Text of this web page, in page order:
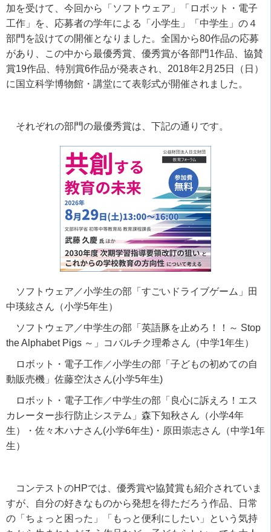
加を受けて、今回から「ソフトウェア」「ロボット・電子
工作」を、応募者の学年による「小学生」「中学生」の４
部門を設けての開催となりました。全国から80作品の応募
があり、この中から最優秀賞、優秀賞が各部門1作品、協賛
賞19作品、特別賞6作品が発表され、 2018年2 月 25日（日）
に国立科学博物館・講堂にて表彰式が開催されました。
それぞれの部門の最優秀賞は、下記の通りです。
ソフトウェア／小学生の部「すごいドライブゲーム」田
中瑛絃さん（小学5年生）
ソフトウェア／中学生の部「英語豚を止めろ！！～ Stop
the Alphabet Pigs ～」コバルチク理希さん（中学1年生）
ロボット・電子工作／小学生の部「子どもの初めての自
動販売機」佐藤空汰さん(小学5年生)
ロボット・電子工作／中学生の部「良心に訴えろ！エス
カレーター歩行防止システム」森下知秋さん（小学4年
生）・佐々木ハナさん(小学6年生) ・原田崇志さん（中学1年
生）
コンテストのHPでは、優秀賞や協賛賞も紹介されていま
すが、自分の好きなものから発想を得ただろう作品、日常
の「ちょっと困った」「もっと便利にしたい」という気持